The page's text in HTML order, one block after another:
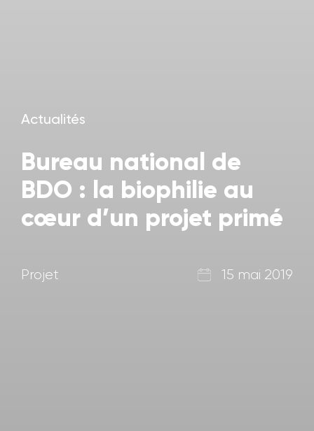
Actualités
Bureau national de
BDO : la biophilie au
cœur d’un projet primé
Projet 15 mai 2019